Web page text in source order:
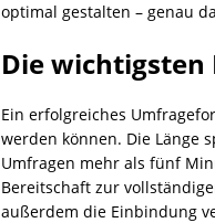
optimal gestalten – genau
Die
Ein erfolgreiches
werden können. Die Länge
Umfragen mehr als fünf
Bereitschaft zur
außerdem die Einbindung